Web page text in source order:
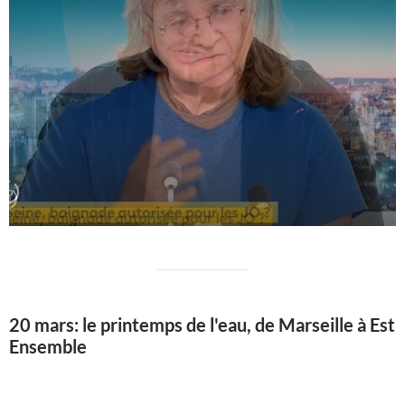
20 mars: le printemps de l'eau, de Marseille à Est
Ensemble